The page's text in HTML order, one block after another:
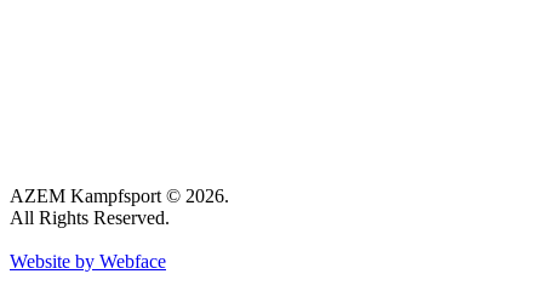
AZEM Kampfsport © 2026.
All Rights Reserved.
Website by Webface